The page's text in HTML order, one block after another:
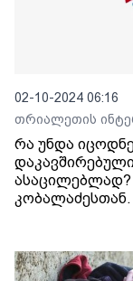
02-10-2024 06:16
თრიალეთის
რა უნდა
ასაცილებლად?
კობალაძესთან.